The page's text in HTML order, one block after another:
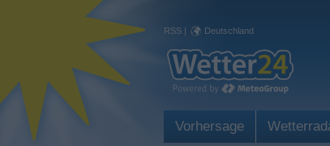
RSS | Deutschland
Vorhersage